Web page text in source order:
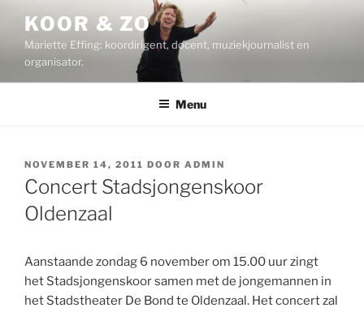
inhoud
KOOR & ZO
Mariette Effing: koordirigent, docent, muziekjournalist en
organisator.
Menu
GEPLAATST
OP
NOVEMBER 14, 2011 DOOR ADMIN
Concert Stadsjongenskoor
Oldenzaal
Aanstaande zondag 6 november om 15.00 uur zingt
het Stadsjongenskoor samen met de jongemannen in
het Stadstheater De Bond te Oldenzaal. Het concert zal